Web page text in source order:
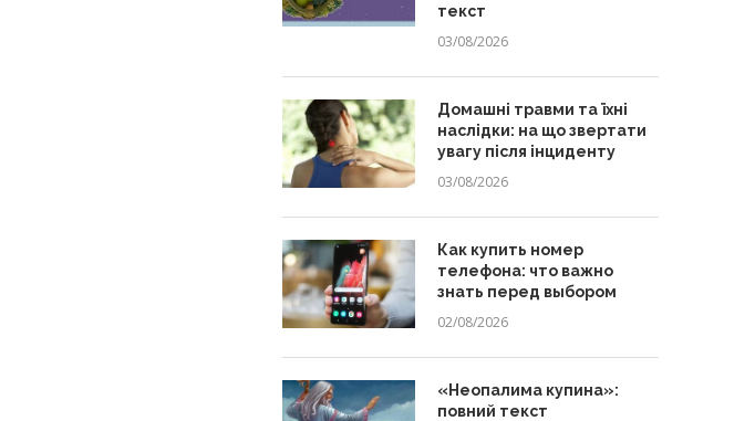
текст
03/08/2026
Домашні травми та їхні
наслідки: на що звертати
увагу після інциденту
03/08/2026
Как купить номер
телефона: что важно
знать перед выбором
02/08/2026
«Неопалима купина»:
повний текст